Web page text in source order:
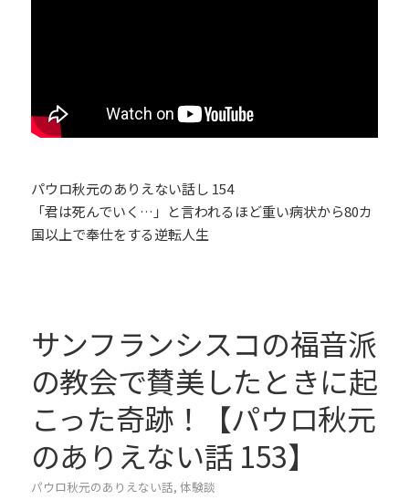
パウロ秋元のありえない話し 154
「君は死んでいく…」と言われるほど重い病状から80カ
国以上で奉仕をする逆転人生
サンフランシスコの福音派
の教会で賛美したときに起
こった奇跡！【パウロ秋元
のありえない話 153】
パウロ秋元のありえない話, 体験談